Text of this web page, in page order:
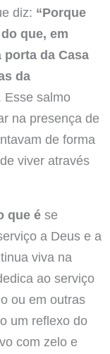
diz: “Porque
que, em
da Casa
da
Esse salmo
na presença de
de forma
viver através
que ése
a Deus e a
viva na
ao serviço
ou em outras
um reflexo do
com zelo e